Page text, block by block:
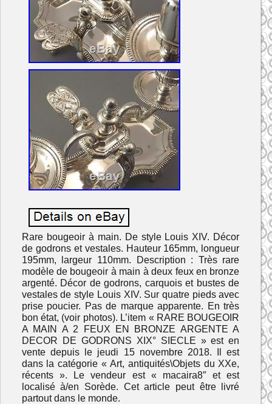
Rare bougeoir à main. De style Louis XIV. Décor
de godrons et vestales. Hauteur 165mm, longueur
195mm, largeur 110mm. Description : Très rare
modèle de bougeoir à main à deux feux en bronze
argenté. Décor de godrons, carquois et bustes de
vestales de style Louis XIV. Sur quatre pieds avec
prise poucier. Pas de marque apparente. En très
bon état, (voir photos). L’item « RARE BOUGEOIR
A MAIN A 2 FEUX EN BRONZE ARGENTE A
DECOR DE GODRONS XIX° SIECLE » est en
vente depuis le jeudi 15 novembre 2018. Il est
dans la catégorie « Art, antiquités\Objets du XXe,
récents ». Le vendeur est « macaira8″ et est
localisé à/en Sorède. Cet article peut être livré
partout dans le monde.